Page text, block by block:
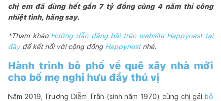
chị em đã dùng hết gần 7 tỷ đồng cùng 4 năm thi công
nhiệt tình, hăng say.
*Tham khảo Hướng dẫn đăng bài trên website Happynest tại
đâyđể kết nối với cộng đồng Happynestnhé.
Hành trình bỏ phố về quê xây nhà mới
cho bố mẹ nghỉ hưu đầy thú vị
Năm 2019, Trương Diễm Trân (sinh năm 1970) cùng chị gái bỏ